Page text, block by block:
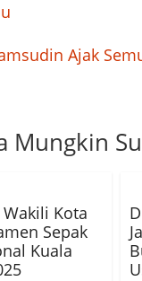
Ajak
Mungkin
Kota
Sepak
Kuala